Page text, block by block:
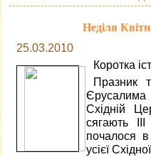
Неділя
25.03.2010
Коротка
Празник
Єрусалима
Східній
сягають III
почалося
усієї